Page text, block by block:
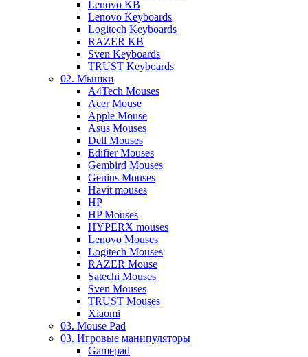
Lenovo KB
Lenovo Keyboards
Logitech Keyboards
RAZER KB
Sven Keyboards
TRUST Keyboards
02. Мышки
A4Tech Mouses
Acer Mouse
Apple Mouse
Asus Mouses
Dell Mouses
Edifier Mouses
Gembird Mouses
Genius Mouses
Havit mouses
HP
HP Mouses
HYPERX mouses
Lenovo Mouses
Logitech Mouses
RAZER Mouse
Satechi Mouses
Sven Mouses
TRUST Mouses
Xiaomi
03. Mouse Pad
03. Игровые манипуляторы
Gamepad